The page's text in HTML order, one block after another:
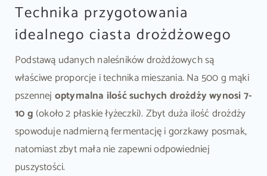
Technika przygotowania
idealnego ciasta drożdżowego
Podstawą udanych naleśników drożdżowych są
właściwe proporcje i technika mieszania. Na 500 g mąki
pszennej optymalna ilość suchych drożdży wynosi 7-
10 g (około 2 płaskie łyżeczki). Zbyt duża ilość drożdży
spowoduje nadmierną fermentację i gorzkawy posmak,
natomiast zbyt mała nie zapewni odpowiedniej
puszystości.